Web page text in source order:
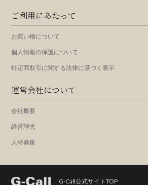
ご利用にあたって
お買い物について
個人情報の保護について
特定商取引に関する法律に基づく表示
運営会社について
会社概要
経営理念
人材募集
G-Call公式サイトTOP